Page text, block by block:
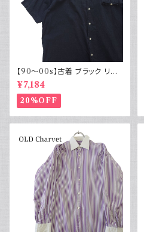
【90～00s】古着 ブラック リネ
ンコットンシャツ 黒 ボックスシ
ルエット
¥7,184
20%OFF